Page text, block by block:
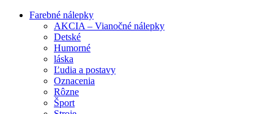
Farebné nálepky
AKCIA – Vianočné nálepky
Detské
Humorné
láska
Ľudia a postavy
Oznacenia
Rôzne
Šport